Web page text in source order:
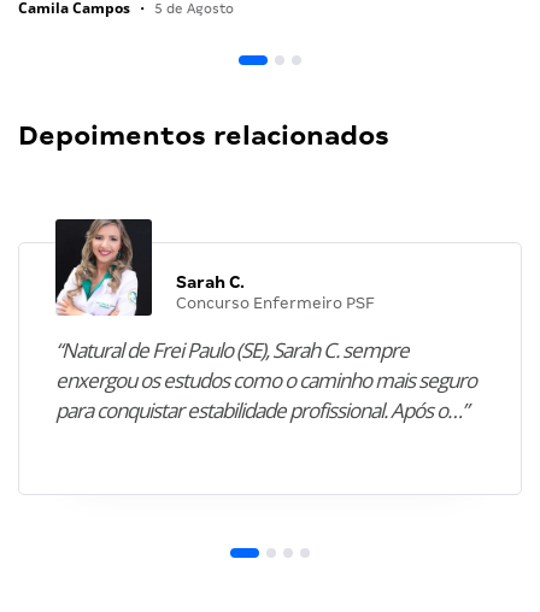
Camila Campos • 5 de Agosto
Depoimentos relacionados
Sarah C.
Concurso Enfermeiro PSF
“Natural de Frei Paulo (SE), Sarah C. sempre
enxergou os estudos como o caminho mais seguro
para conquistar estabilidade profissional. Após o…”